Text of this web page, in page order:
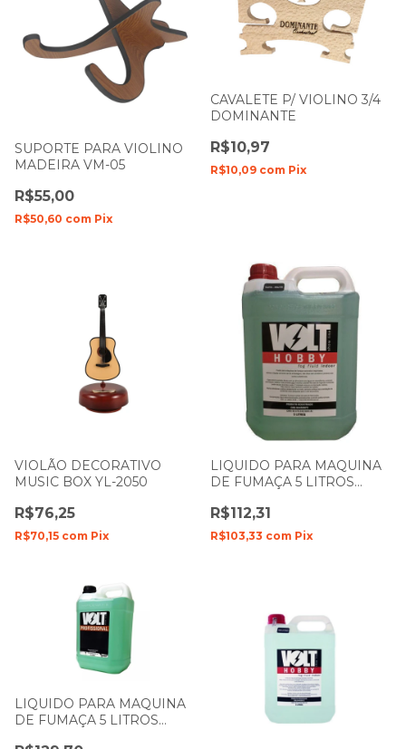
SUPORTE PARA VIOLINO
MADEIRA VM-05
R$55,00
R$50,60 com Pix
CAVALETE P/ VIOLINO 3/4
DOMINANTE
R$10,97
R$10,09 com Pix
VIOLÃO DECORATIVO
MUSIC BOX YL-2050
R$76,25
R$70,15 com Pix
LIQUIDO PARA MAQUINA
DE FUMAÇA 5 LITROS
HOBBY
R$112,31
R$103,33 com Pix
LIQUIDO PARA MAQUINA
DE FUMAÇA 5 LITROS